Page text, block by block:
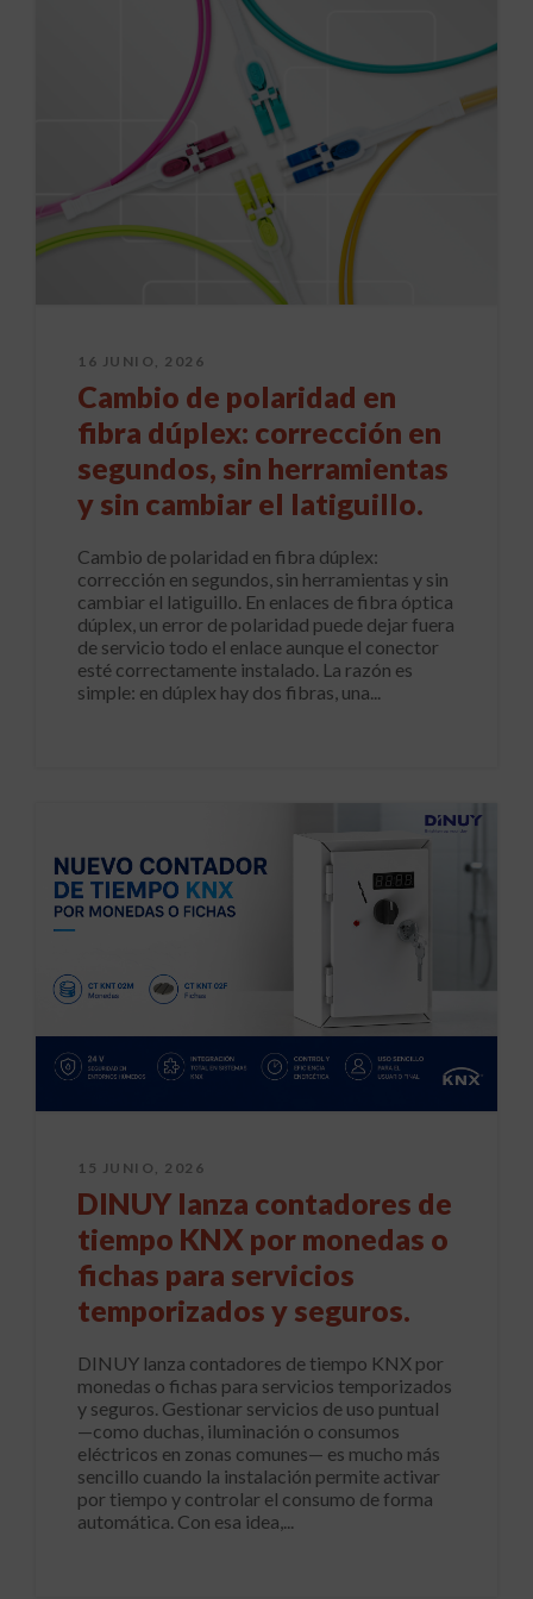
16 JUNIO, 2026
Cambio de polaridad en
fibra dúplex: corrección en
segundos, sin herramientas
y sin cambiar el latiguillo.
Cambio de polaridad en fibra dúplex:
corrección en segundos, sin herramientas y sin
cambiar el latiguillo. En enlaces de fibra óptica
dúplex, un error de polaridad puede dejar fuera
de servicio todo el enlace aunque el conector
esté correctamente instalado. La razón es
simple: en dúplex hay dos fibras, una...
15 JUNIO, 2026
DINUY lanza contadores de
tiempo KNX por monedas o
fichas para servicios
temporizados y seguros.
DINUY lanza contadores de tiempo KNX por
monedas o fichas para servicios temporizados
y seguros. Gestionar servicios de uso puntual
—como duchas, iluminación o consumos
eléctricos en zonas comunes— es mucho más
sencillo cuando la instalación permite activar
por tiempo y controlar el consumo de forma
automática. Con esa idea,...